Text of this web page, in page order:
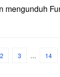
mengunduh
2 3 … 14